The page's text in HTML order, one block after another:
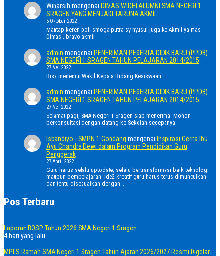
Winarsih mengenai DIMAS WIDHI ALUMNI SMA NEGERI 1
SRAGEN YANG MENJADI TARUNA AKMIL
5 Oktober 2022
Mantap keren poll smoga putra sy nyusul juga ke Akmil ya mas
Dimas...bravo akmil
admin mengenai PENERIMAN PESERTA DIDIK BARU (PPDB)
SMA NEGERI 1 SRAGEN TAHUN PELAJARAN 2014/2015
27 Mei 2022
Bisa menemui Wakil Kepala Bidang Kesiswaan.
admin mengenai PENERIMAN PESERTA DIDIK BARU (PPDB)
SMA NEGERI 1 SRAGEN TAHUN PELAJARAN 2014/2015
27 Mei 2022
Selamat pagi, SMA Negeri 1 Sragen siap menerima. Mohon
berkonsultasi dengan datang ke Sekolah secepanya.
Isbandiyo - SMPN 1 Gondang mengenai Inspirasi Cerita Ibu
Ayu Chandra Dewi dalam Program Pendidikan Guru
Penggerak
27 April 2022
Guru harus selalu uptodate, selalu bertransformasi baik teknologi
maupun pembelajaran. Ide2 kreatif guru harus terus dimunculkan
dan tentu disesuaikan dengan…
Pos Terbaru
Laporan BOSP Tahun 2026 SMA Negeri 1 Sragen
4 hari yang lalu
MPLS Ramah SMA Negeri 1 Sragen Tahun Ajaran 2026/2027 Resmi Digelar